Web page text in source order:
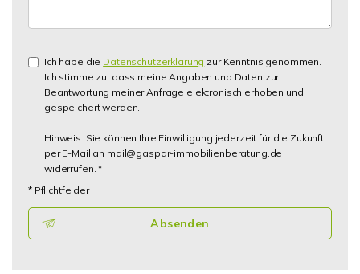
Ich habe die Datenschutzerklärung zur Kenntnis genommen.
Ich stimme zu, dass meine Angaben und Daten zur
Beantwortung meiner Anfrage elektronisch erhoben und
gespeichert werden.
Hinweis: Sie können Ihre Einwilligung jederzeit für die Zukunft
per E-Mail an mail@gaspar-immobilienberatung.de
widerrufen. *
* Pflichtfelder
Absenden